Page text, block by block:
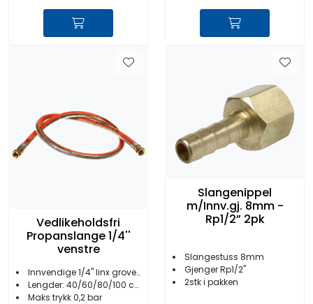
Vedlikeholdsfri
Propanslange 1/4''
venstre
Innvendige 1/4'' linx grove gjenger
Lengder: 40/60/80/100 cm
Maks trykk 0,2 bar
Slangenippel
m/Innv.gj. 8mm -
Rp1/2” 2pk
Slangestuss 8mm
Gjenger Rp1/2''
2stk i pakken